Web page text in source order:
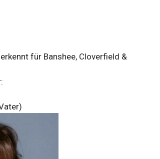
für Banshee, Cloverfield &